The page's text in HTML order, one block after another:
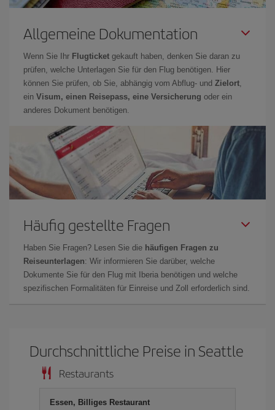
Allgemeine Dokumentation
Wenn Sie Ihr Flugticket gekauft haben, denken Sie daran zu
prüfen, welche Unterlagen Sie für den Flug benötigen. Hier
können Sie prüfen, ob Sie, abhängig vom Abflug- und Zielort
ein Visum, einen Reisepass, eine Versicherung oder ein
anderes Dokument benötigen.
Häufig gestellte Fragen
Haben Sie Fragen? Lesen Sie die häufigen Fragen zu
Reiseunterlagen: Wir informieren Sie darüber, welche
Dokumente Sie für den Flug mit Iberia benötigen und welche
spezifischen Formalitäten für Einreise und Zoll erforderlich sind.
Durchschnittliche Preise in Seattle
Restaurants
Essen, Billiges Restaurant